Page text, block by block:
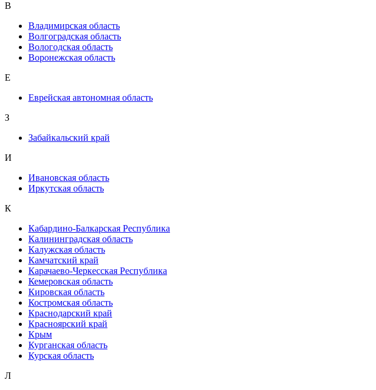
В
Владимирская область
Волгоградская область
Вологодская область
Воронежская область
Е
Еврейская автономная область
З
Забайкальский край
И
Ивановская область
Иркутская область
К
Кабардино-Балкарская Республика
Калининградская область
Калужская область
Камчатский край
Карачаево-Черкесская Республика
Кемеровская область
Кировская область
Костромская область
Краснодарский край
Красноярский край
Крым
Курганская область
Курская область
Л